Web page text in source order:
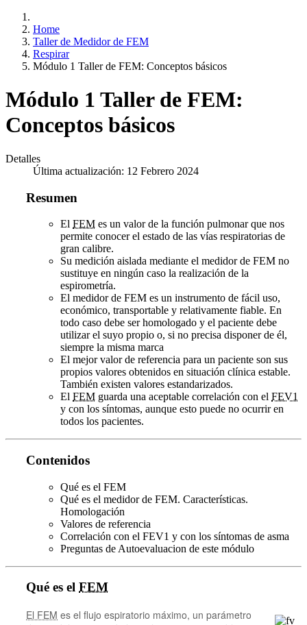
Home
Taller de Medidor de FEM
Respirar
Módulo 1 Taller de FEM: Conceptos básicos
Módulo 1 Taller de FEM:
Conceptos básicos
Detalles
Última actualización: 12 Febrero 2024
Resumen
El FEM es un valor de la función pulmonar que nos
permite conocer el estado de las vías respiratorias de
gran calibre.
Su medición aislada mediante el medidor de FEM no
sustituye en ningún caso la realización de la
espirometría.
El medidor de FEM es un instrumento de fácil uso,
económico, transportable y relativamente fiable. En
todo caso debe ser homologado y el paciente debe
utilizar el suyo propio o, si no precisa disponer de él,
siempre la misma marca
El mejor valor de referencia para un paciente son sus
propios valores obtenidos en situación clínica estable.
También existen valores estandarizados.
El FEM guarda una aceptable correlación con el FEV1
y con los síntomas, aunque esto puede no ocurrir en
todos los pacientes.
Contenidos
Qué es el FEM
Qué es el medidor de FEM. Características.
Homologación
Valores de referencia
Correlación con el FEV1 y con los síntomas de asma
Preguntas de Autoevaluacion de este módulo
Qué es el FEM
El FEM es el flujo espiratorio máximo, un parámetro